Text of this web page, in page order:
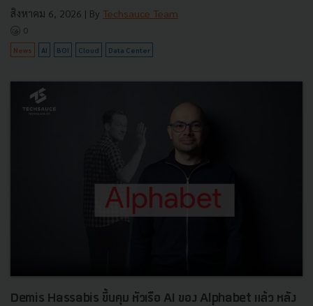
สิงหาคม 6, 2026 | By Techsauce Team
0
News AI BOI Cloud Data Center
Demis Hassabis ขึ้นคุม หัวเรือ AI ของ Alphabet แล้ว หลัง